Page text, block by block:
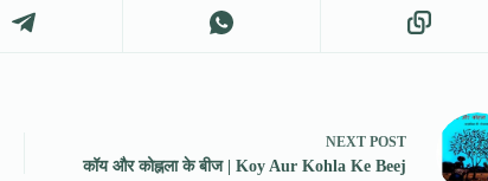
NEXT POST
कॉय और कोह्नला के बीज | Koy Aur Kohla Ke Beej